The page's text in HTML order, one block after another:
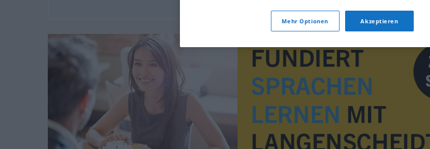
Mehr Optionen Akzeptieren